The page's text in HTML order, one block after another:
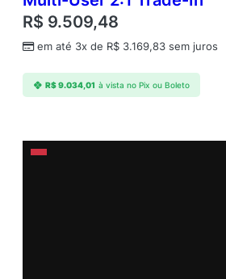
R$ 9.509,48
em até 3x de R$ 3.169,83 sem juros
R$9.034,01 à vista no Pix ou Boleto